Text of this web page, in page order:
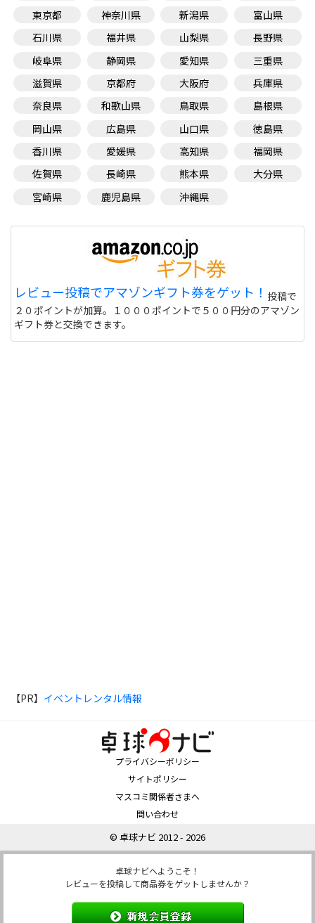
東京都
神奈川県 新潟県
富山県
石川県
福井県 山梨県
長野県
岐阜県
静岡県 愛知県
三重県
滋賀県
京都府 大阪府
兵庫県
奈良県
和歌山県 鳥取県
島根県
岡山県
広島県 山口県
徳島県
香川県
愛媛県 高知県
福岡県
佐賀県
長崎県 熊本県
大分県
宮崎県
鹿児島県 沖縄県
レビュー投稿でアマゾンギフト券をゲット！ 投稿で
２０ポイントが加算。１０００ポイントで５００円分のアマゾン
ギフト券と交換できます。
【PR】 イベントレンタル情報
プライバシーポリシー
サイトポリシー
マスコミ関係者さまへ
問い合わせ
© 卓球ナビ 2012 - 2026
卓球ナビへようこそ！
レビューを投稿して商品券をゲットしませんか？